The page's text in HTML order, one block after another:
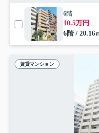
6階
10.5万円
6階 / 20.16
賃貸マンション